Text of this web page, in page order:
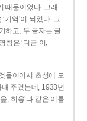
때문이었다. 그래
‘기역’이 되었다. 그
기하고, 두 글자는 글
칭은 ‘디귿’이,
들이어서 초성에 모
내 주었는데, 1933년
, 히읗’과 같은 이름